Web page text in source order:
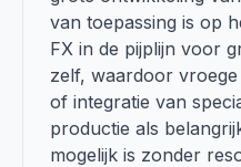
van toepassing is op
FX in de pijplijn voor
zelf, waardoor
of integratie van
productie als
mogelijk is zonder